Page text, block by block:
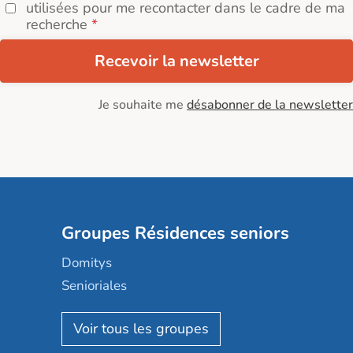
utilisées pour me recontacter dans le cadre de ma
recherche
Recevoir la newsletter
Je souhaite me désabonner de la newsletter
Groupes Résidences seniors
Domitys
Senioriales
Nohée
Les Résidentiels